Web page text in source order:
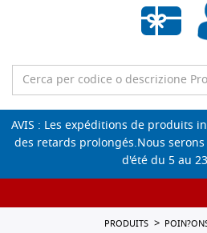
Liste de
AVIS : Les expéditions de produits
des retards prolongés.Nous
d'été du 5 au
PRODUITS